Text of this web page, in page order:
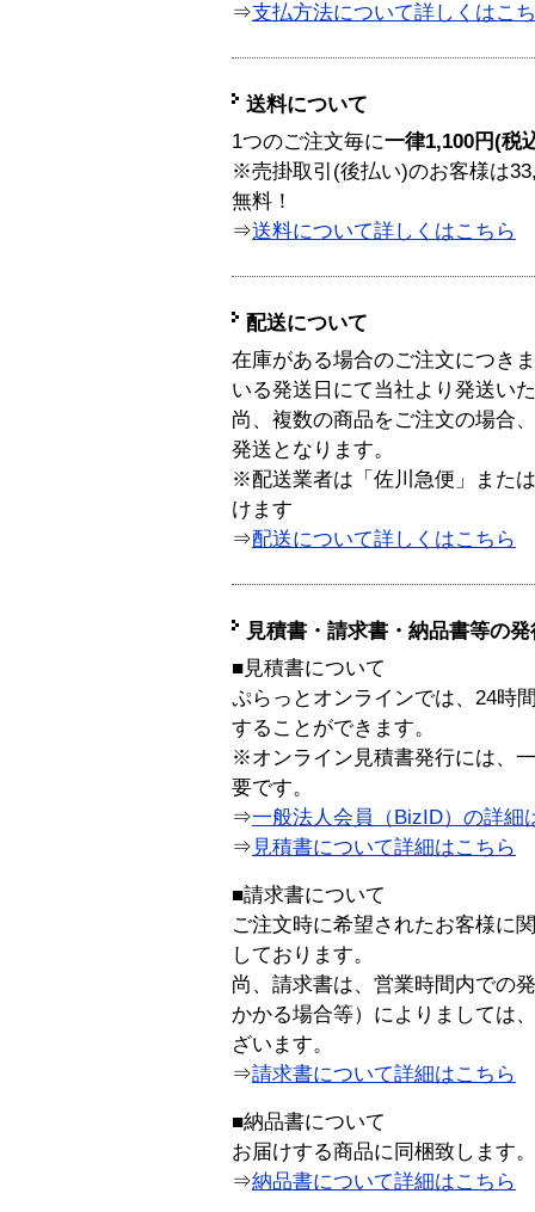
⇒支払方法について詳しくはこ
送料について
1つのご注文毎に一律1,100円(税
※売掛取引(後払い)のお客様は
無料！
⇒送料について詳しくはこちら
配送について
在庫がある場合のご注文につき
いる発送日にて当社より発送い
尚、複数の商品をご注文の場合
発送となります。
※配送業者は「佐川急便」また
けます
⇒配送について詳しくはこちら
見積書・請求書・納品書等の
■見積書について
ぷらっとオンラインでは、24時
することができます。
※オンライン見積書発行には、
要です。
⇒一般法人会員（BizID）の詳細
⇒ 見積書について詳細はこちら
■請求書について
ご注文時に希望されたお客様に
しております。
尚、請求書は、営業時間内での
かかる場合等）によりましては
ざいます。
⇒請求書について詳細はこちら
■納品書について
お届けする商品に同梱致します。
⇒納品書について詳細はこちら